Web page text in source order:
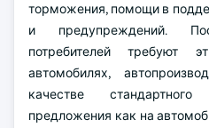
торможения, помощи в
и предупреждений.
потребителей требуют
автомобилях,
качестве
предложения как на